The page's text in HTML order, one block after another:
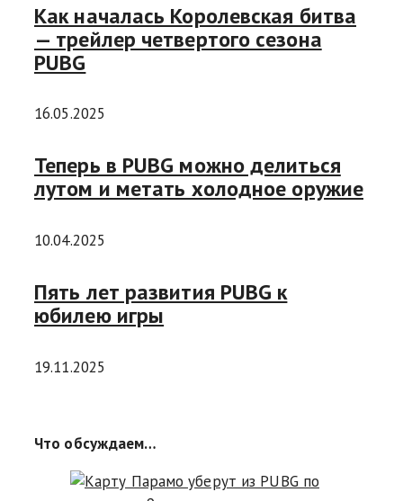
Как началась Королевская битва
— трейлер четвертого сезона
PUBG
16.05.2025
Теперь в PUBG можно делиться
лутом и метать холодное оружие
10.04.2025
Пять лет развития PUBG к
юбилею игры
19.11.2025
Что обсуждаем…